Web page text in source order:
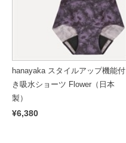
hanayaka スタイルアップ機能付
き吸水ショーツ Flower（日本
製）
¥6,380